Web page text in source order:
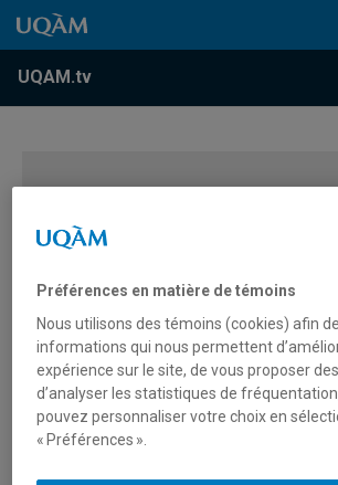
Accéder au contenu
Accéder au menu principal
Accéder à la recherche
Accéder au contenu
Accéder au menu principal
UQAM.tv
afficher les vidéos provenant de
Préférences des témoins
Services à la
Préférences en matière de témoins
Nous utilisons des témoins (cookies) afin
informations qui nous permettent
expérience sur le site, de vous proposer
d’analyser les statistiques de
pouvez personnaliser votre choix en
« Préférences ».